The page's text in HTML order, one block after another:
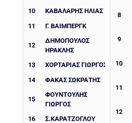
10
ΚΑΒΑΛΑΡΗΣ ΗΛΙΑΣ
11
Γ. ΒΑΙΜΠΕΡΓΚ
12
ΔΗΜΟΠΟΥΛΟΣ
ΗΡΑΚΛΗΣ
13
ΧΟΡΤΑΡΙΆΣ ΓΙΏΡΓΟΣ
14
ΦΑΚΑΣ ΣΩΚΡΑΤΗΣ
15
ΦΟΥΝΤΟΥΛΗΣ
ΓΙΩΡΓΟΣ
16
Σ.ΚΑΡΑΤΖΟΓΛΟΥ
8
9
10
11
12